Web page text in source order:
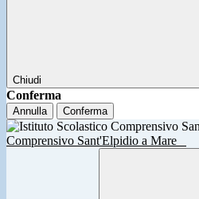
Chiudi
Conferma
Annulla Conferma
Comprensivo Sant'Elpidio a Mare